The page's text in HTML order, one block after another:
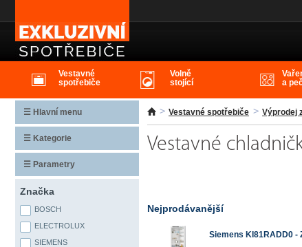
Vestavné chladničky
Vestavné
spotřebiče
Volně
stojící
a
Vestavné spotřebiče Výprodej
Vestavné
Nejprodávanější
Siemens KI81RADD0 -
☰ Hlavní menu
☰ Kategorie
☰ Parametry
Značka
BOSCH
ELECTROLUX
SIEMENS